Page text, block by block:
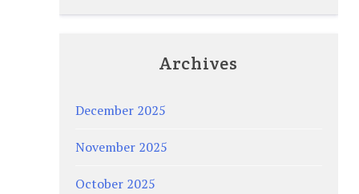
Archives
December 2025
November 2025
October 2025